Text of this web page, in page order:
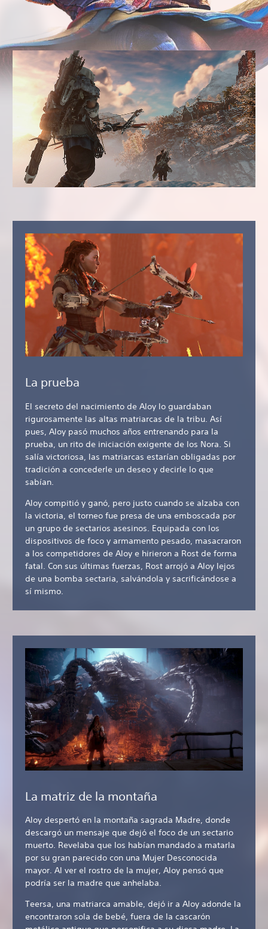
La prueba
El secreto del nacimiento de Aloy lo guardaban
rigurosamente las altas matriarcas de la tribu. Así
pues, Aloy pasó muchos años entrenando para la
prueba, un rito de iniciación exigente de los Nora. Si
salía victoriosa, las matriarcas estarían obligadas por
tradición a concederle un deseo y decirle lo que
sabían.
Aloy compitió y ganó, pero justo cuando se alzaba con
la victoria, el torneo fue presa de una emboscada por
un grupo de sectarios asesinos. Equipada con los
dispositivos de foco y armamento pesado, masacraron
a los competidores de Aloy e hirieron a Rost de forma
fatal. Con sus últimas fuerzas, Rost arrojó a Aloy lejos
de una bomba sectaria, salvándola y sacrificándose a
sí mismo.
La matriz de la montaña
Aloy despertó en la montaña sagrada Madre, donde
descargó un mensaje que dejó el foco de un sectario
muerto. Revelaba que los habían mandado a matarla
por su gran parecido con una Mujer Desconocida
mayor. Al ver el rostro de la mujer, Aloy pensó que
podría ser la madre que anhelaba.
Teersa, una matriarca amable, dejó ir a Aloy adonde la
encontraron sola de bebé, fuera de la cascarón